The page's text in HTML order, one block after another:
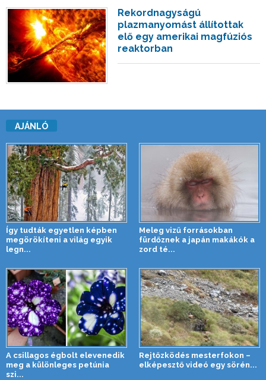
Rekordnagyságú
plazmanyomást állítottak
elő egy amerikai magfúziós
reaktorban
AJÁNLÓ
Így tudták egyetlen képben
megörökíteni a világ egyik
legn...
Meleg vizű forrásokban
fürdőznek a japán makákók a
zord té...
A csillagos égbolt elevenedik
meg a különleges petúnia
szi...
Rejtőzködés mesterfokon –
elképesztő videó egy sörén...